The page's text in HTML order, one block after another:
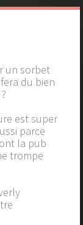
un sorbet
du bien
est super
parce
la pub
trompe